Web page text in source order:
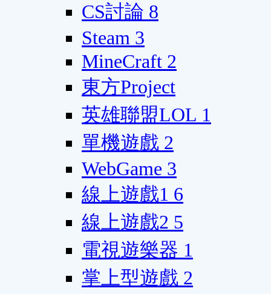
CS討論 8
Steam 3
MineCraft 2
東方Project
英雄聯盟LOL 1
單機遊戲 2
WebGame 3
線上遊戲1 6
線上遊戲2 5
電視遊樂器 1
掌上型遊戲 2